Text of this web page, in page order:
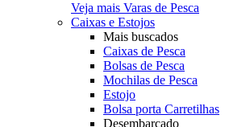
Veja mais Varas de Pesca
Caixas e Estojos
Mais buscados
Caixas de Pesca
Bolsas de Pesca
Mochilas de Pesca
Estojo
Bolsa porta Carretilhas
Desembarcado